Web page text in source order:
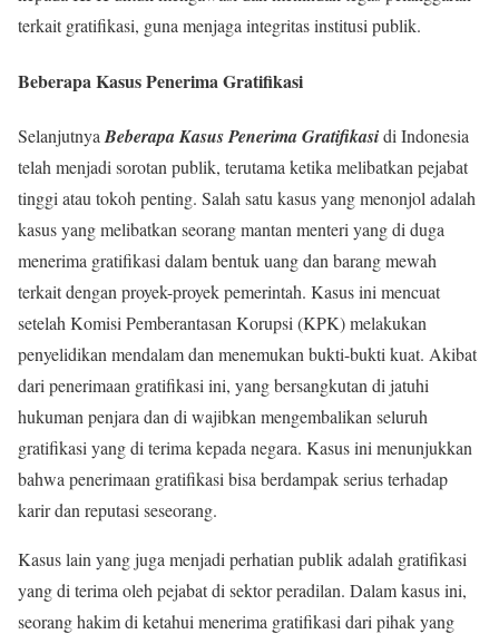
terkait gratifikasi, guna menjaga integritas institusi publik.
Beberapa Kasus Penerima Gratifikasi
Selanjutnya Beberapa Kasus Penerima Gratifikasidi Indonesia
telah menjadi sorotan publik, terutama ketika melibatkan pejabat
tinggi atau tokoh penting. Salah satu kasus yang menonjol adalah
kasus yang melibatkan seorang mantan menteri yang di duga
menerima gratifikasi dalam bentuk uang dan barang mewah
terkait dengan proyek-proyek pemerintah. Kasus ini mencuat
setelah Komisi Pemberantasan Korupsi (KPK) melakukan
penyelidikan mendalam dan menemukan bukti-bukti kuat. Akibat
dari penerimaan gratifikasi ini, yang bersangkutan di jatuhi
hukuman penjara dan di wajibkan mengembalikan seluruh
gratifikasi yang di terima kepada negara. Kasus ini menunjukkan
bahwa penerimaan gratifikasi bisa berdampak serius terhadap
karir dan reputasi seseorang.
Kasus lain yang juga menjadi perhatian publik adalah gratifikasi
yang di terima oleh pejabat di sektor peradilan. Dalam kasus ini,
seorang hakim di ketahui menerima gratifikasi dari pihak yang